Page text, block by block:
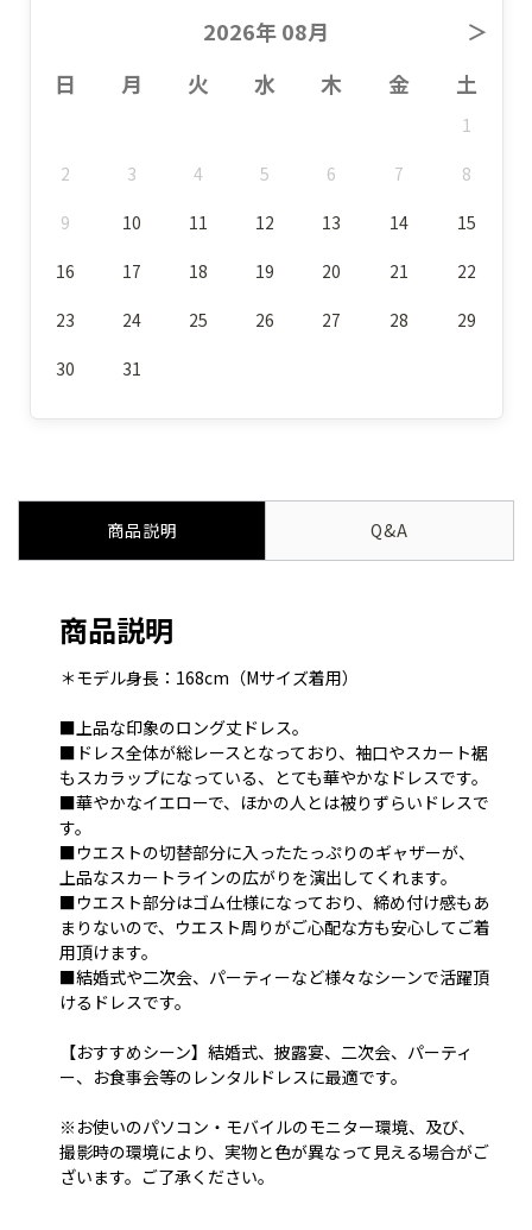
2026年 08月
＞
日
月 火 水 木 金 土
1
2 3 4 5 6 7 8
9 10 11 12 13 14 15
16 17 18 19 20 21 22
23 24 25 26 27 28 29
30 31
商品説明 Q&A
商品説明
＊モデル身長：168cm（Mサイズ着用）
■上品な印象のロング丈ドレス。
■ドレス全体が総レースとなっており、袖口やスカート裾
もスカラップになっている、とても華やかなドレスです。
■華やかなイエローで、ほかの人とは被りずらいドレスで
す。
■ウエストの切替部分に入ったたっぷりのギャザーが、
上品なスカートラインの広がりを演出してくれます。
■ウエスト部分はゴム仕様になっており、締め付け感もあ
まりないので、ウエスト周りがご心配な方も安心してご着
用頂けます。
■結婚式や二次会、パーティーなど様々なシーンで活躍頂
けるドレスです。
【おすすめシーン】結婚式、披露宴、二次会、パーティ
ー、お食事会等のレンタルドレスに最適です。
※お使いのパソコン・モバイルのモニター環境、及び、
撮影時の環境により、実物と色が異なって見える場合がご
ざいます。ご了承ください。